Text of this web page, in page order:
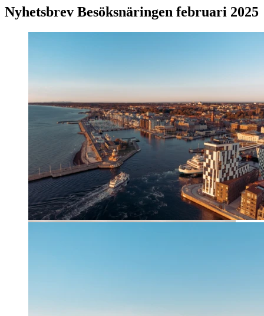
Nyhetsbrev Besöksnäringen februari 2025